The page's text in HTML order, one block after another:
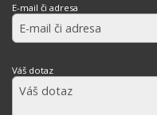
E-mail či adresa
Váš dotaz